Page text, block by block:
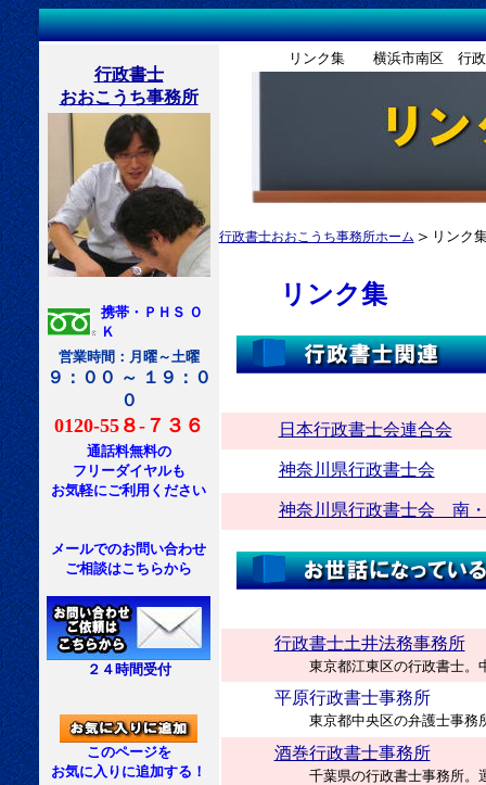
行政書士
おおこうち事務所
携帯・ＰＨＳ Ｏ
Ｋ
営業時間：月曜～土曜
９：００ ～ １９：０
０
0120-55８-７３６
通話料無料の
フリーダイヤルも
お気軽にご利用ください
メールでのお問い合わせ
ご相談はこちらから
２４時間受付
このページを
お気に入りに追加する！
リンク集 横浜市南区 行政書
行政書士おおこうち事務所ホーム ＞ リンク
リンク集
日本行政書士会連合会
神奈川県行政書士会
神奈川県行政書士会 南
行政書士土井法務事務所
東京都江東区の行政書士。
平原行政書士事務所
東京都中央区の弁護士事務
酒巻行政書士事務所
千葉県の行政書士事務所。